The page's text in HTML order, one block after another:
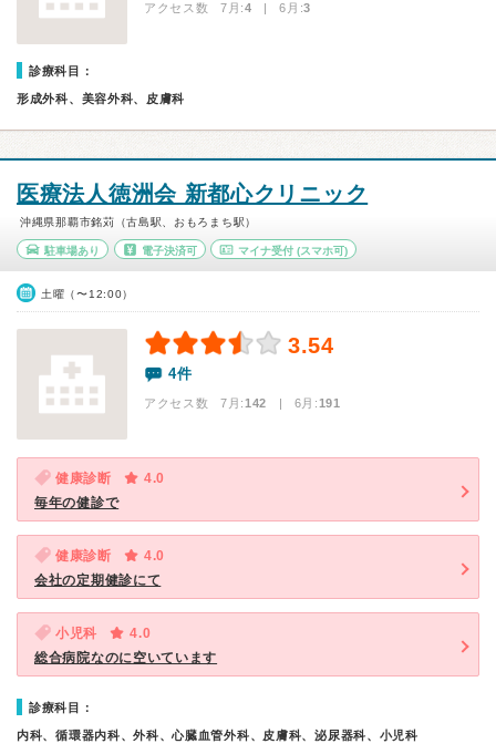
アクセス数 7月:4 | 6月:3
診療科目：
形成外科、美容外科、皮膚科
医療法人徳洲会 新都心クリニック
沖縄県那覇市銘苅（古島駅、おもろまち駅）
駐車場あり 電子決済可 マイナ受付 (スマホ可)
土曜（〜12:00）
3.54
4件
アクセス数 7月:142 | 6月:191
健康診断
4.0
毎年の健診で
健康診断
4.0
会社の定期健診にて
小児科
4.0
総合病院なのに空いています
診療科目：
内科、循環器内科、外科、心臓血管外科、皮膚科、泌尿器科、小児科